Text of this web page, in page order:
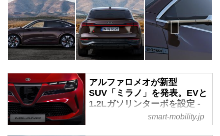
アルファロメオが新型
SUV「ミラノ」を発表。EVと
1.2Lガソリンターボを設定 -
スマートモビリティJP
smart-mobility.jp